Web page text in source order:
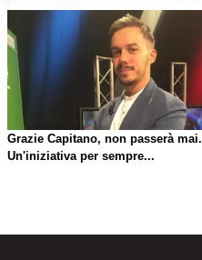
Grazie Capitano, non passerà mai.
Un'iniziativa per sempre...